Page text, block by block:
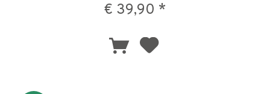
€ 39,90 *